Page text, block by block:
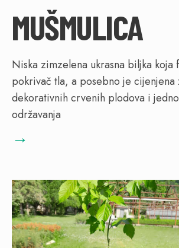
MUŠMULICA
Niska zimzelena ukrasna biljka koja
pokrivač tla, a posebno je cijenjena
dekorativnih crvenih plodova i
održavanja
→